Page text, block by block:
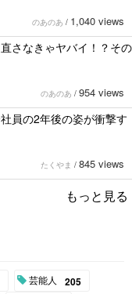
のあのあ / 1,040 views
さなきゃヤバイ！？その
のあのあ / 954 views
員の2年後の姿が衝撃す
たくやま / 845 views
もっと見る
芸能人 205